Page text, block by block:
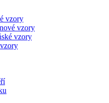
vzory
vzory
vzory